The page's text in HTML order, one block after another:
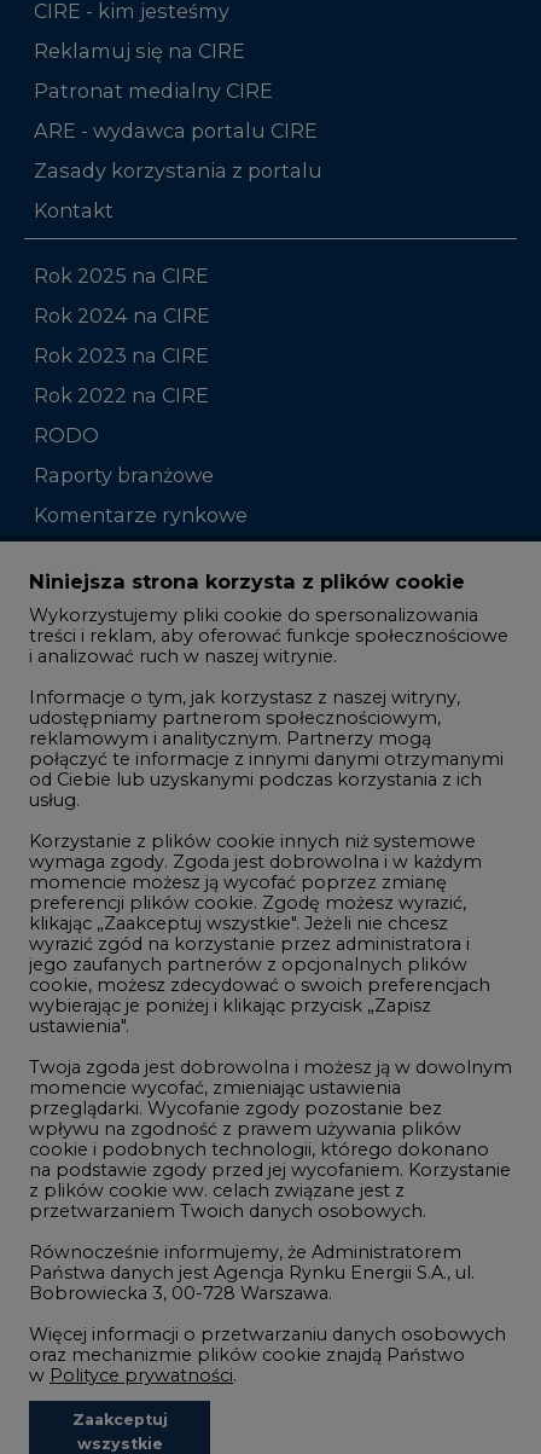
CIRE - kim jesteśmy
Reklamuj się na CIRE
Patronat medialny CIRE
ARE - wydawca portalu CIRE
Zasady korzystania z portalu
Kontakt
Rok 2025 na CIRE
Rok 2024 na CIRE
Rok 2023 na CIRE
Rok 2022 na CIRE
RODO
Raporty branżowe
Komentarze rynkowe
Zmiany kadrowe na rynku
Studio CIRE
Rozmowy o energetyce
Gospodarka
Geopolityka
LTE450
Innowacje i AI
Telekomunikacja i IT
Handel emisjami CO2
Wodór
Górnictwo
Atom
Fotowoltaika
Offshore wind
Zielone samorządy
Zielona gospodarka
©2002- 2021 - 2026
Niniejsza strona korzysta z plików cookie
Wykorzystujemy pliki cookie do spersonalizowania
treści i reklam, aby oferować funkcje społecznościowe
i analizować ruch w naszej witrynie.
Informacje o tym, jak korzystasz z naszej witryny,
udostępniamy partnerom społecznościowym,
reklamowym i analitycznym. Partnerzy mogą
połączyć te informacje z innymi danymi otrzymanymi
od Ciebie lub uzyskanymi podczas korzystania z ich
usług.
Korzystanie z plików cookie innych niż systemowe
wymaga zgody. Zgoda jest dobrowolna i w każdym
momencie możesz ją wycofać poprzez zmianę
preferencji plików cookie. Zgodę możesz wyrazić,
klikając „Zaakceptuj wszystkie". Jeżeli nie chcesz
wyrazić zgód na korzystanie przez administratora i
jego zaufanych partnerów z opcjonalnych plików
cookie, możesz zdecydować o swoich preferencjach
wybierając je poniżej i klikając przycisk „Zapisz
ustawienia".
Twoja zgoda jest dobrowolna i możesz ją w dowolnym
momencie wycofać, zmieniając ustawienia
przeglądarki. Wycofanie zgody pozostanie bez
wpływu na zgodność z prawem używania plików
cookie i podobnych technologii, którego dokonano
na podstawie zgody przed jej wycofaniem. Korzystanie
z plików cookie ww. celach związane jest z
przetwarzaniem Twoich danych osobowych.
Równocześnie informujemy, że Administratorem
Państwa danych jest Agencja Rynku Energii S.A., ul.
Bobrowiecka 3, 00-728 Warszawa.
Więcej informacji o przetwarzaniu danych osobowych
oraz mechanizmie plików cookie znajdą Państwo
w Polityce prywatności.
Zaakceptuj
wszystkie